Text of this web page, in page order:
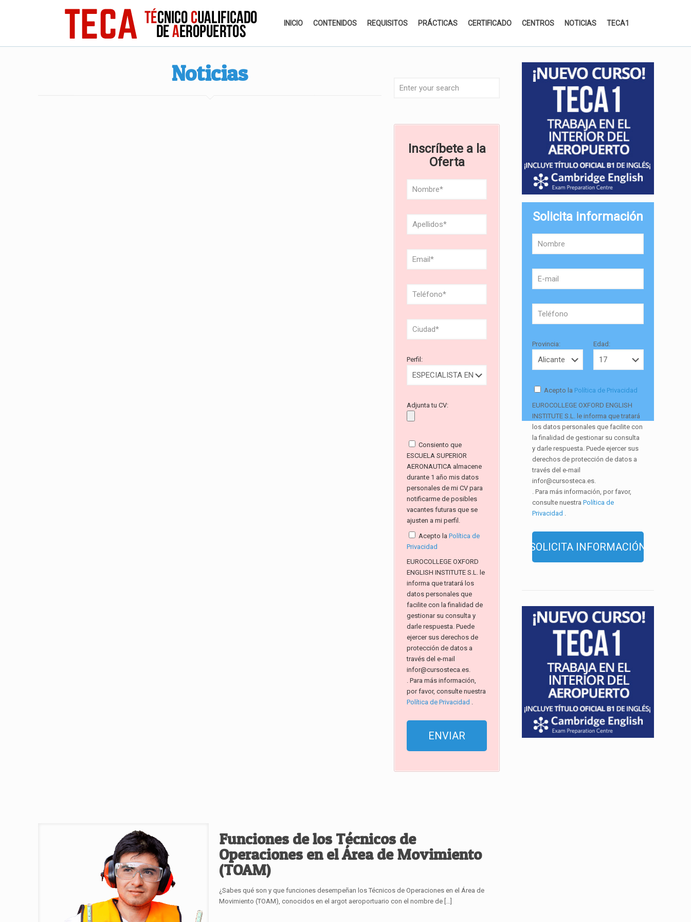
INICIO CONTENIDOS REQUISITOS PRÁCTICAS CERTIFICADO CENTROS NOTICIAS TECA1
Noticias
Inscríbete a la
Oferta
Perfil:
Adjunta tu CV:
Consiento que
ESCUELA SUPERIOR
AERONAUTICA almacene
durante 1 año mis datos
personales de mi CV para
notificarme de posibles
vacantes futuras que se
ajusten a mi perfil.
Acepto la Política de
Privacidad
EUROCOLLEGE OXFORD
ENGLISH INSTITUTE S.L. le
informa que tratará los
datos personales que
facilite con la finalidad de
gestionar su consulta y
darle respuesta. Puede
ejercer sus derechos de
protección de datos a
través del e-mail
infor@cursosteca.es.
. Para más información,
por favor, consulte nuestra
Política de Privacidad .
Funciones de los Técnicos de
Operaciones en el Área de Movimiento
(TOAM)
¿Sabes qué son y que funciones desempeñan los Técnicos de Operaciones en el Área de
Movimiento (TOAM), conocidos en el argot aeroportuario con el nombre de […]
Solicita información
Provincia: Edad:
Acepto la Política de Privacidad
EUROCOLLEGE OXFORD ENGLISH
INSTITUTE S.L. le informa que tratará
los datos personales que facilite con
la finalidad de gestionar su consulta
y darle respuesta. Puede ejercer sus
derechos de protección de datos a
través del e-mail
infor@cursosteca.es.
. Para más información, por favor,
consulte nuestraPolítica de
Privacidad